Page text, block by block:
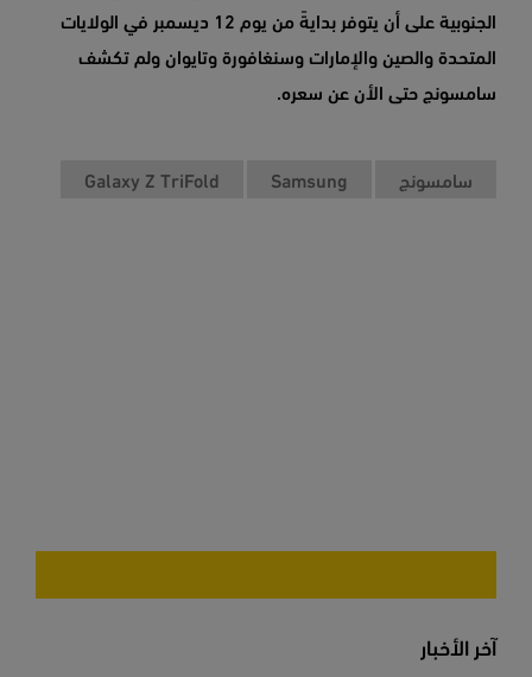
الجنوبية على أن يتوفر بدايةً من يوم 12 ديسمبر في الولايات
المتحدة والصين والإمارات وسنغافورة وتايوان ولم تكشف
سامسونج حتى الأن عن سعره.
سامسونج Samsung
Galaxy Z TriFold
آخر الأخبار